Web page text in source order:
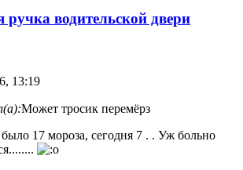
ручка водительской двери
13:19
Может тросик перемёрз
17 мороза, сегодня 7 . . Уж больно